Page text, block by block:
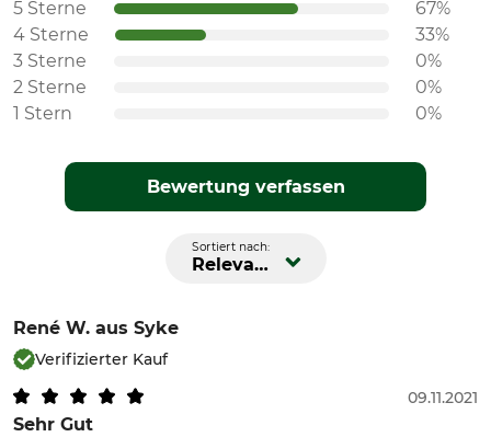
5 Sterne
67%
4 Sterne
33%
3 Sterne
0%
2 Sterne
0%
1 Stern
0%
Bewertung verfassen
Sortiert nach:
Relevanz
René W. aus Syke
Verifizierter Kauf
Sehr Gut
09.11.2021